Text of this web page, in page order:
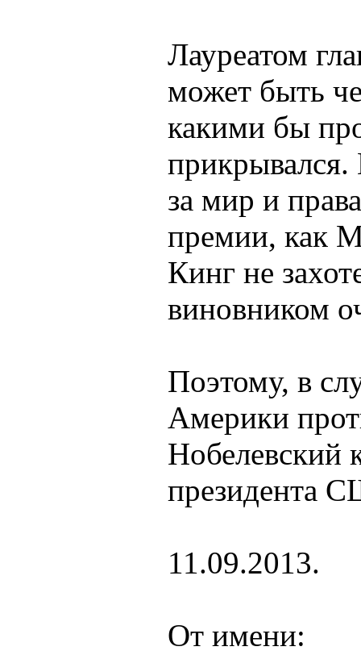
Лауреатом
может быть
какими бы
за мир и
премии, как
Кинг не
виновником
Поэтому, в
Америки
Нобелевский
президента
11.09.2013.
От имени: